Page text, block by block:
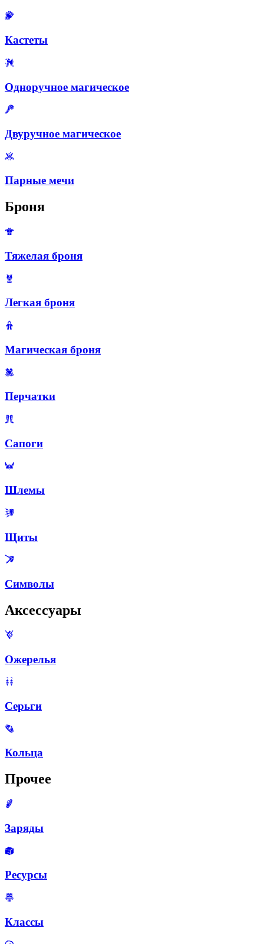
Кастеты
Одноручное магическое
Двуручное магическое
Парные мечи
Броня
Тяжелая броня
Легкая броня
Магическая броня
Перчатки
Сапоги
Шлемы
Щиты
Символы
Аксессуары
Ожерелья
Серьги
Кольца
Прочее
Заряды
Ресурсы
Классы